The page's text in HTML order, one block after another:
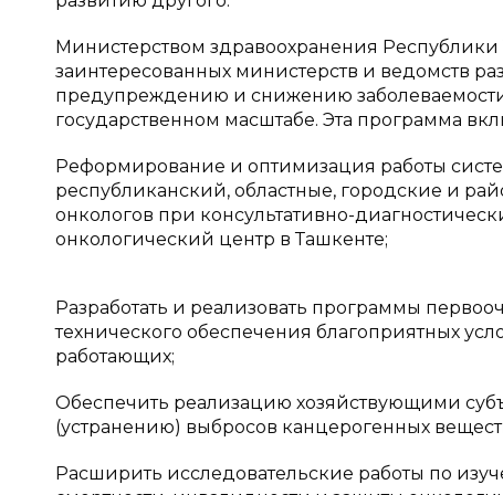
Министерством здравоохранения
заинтересованных министерств и ведомств
предупреждению и снижению
государственном масштабе. Эта программа
Реформирование и оптимизация работы
республиканский, областные, городские и
онкологов при консультативно-
онкологический центр в Ташкенте;
Разработать и реализовать программы
технического обеспечения благоприятных
работающих;
Обеспечить реализацию хозяйствующими
(устранению) выбросов канцерогенных
Расширить исследовательские работы по